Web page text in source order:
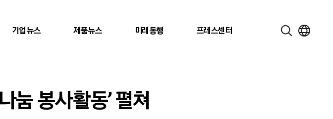
기업뉴스 제품뉴스 미래동행 프레스센터
눔 봉사활동’ 펼쳐